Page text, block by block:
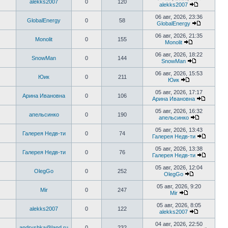
последнему
alekks2007 0 120
alekks2007
Перейти
к
GlobalEnergy 0 58
06 авг, 2026, 23:36
GlobalEnergy
Перейти
к
Monolit 0 155
06 авг, 2026, 21:35
Monolit
Перейти
к
последнему
SnowMan 0 144
06 авг, 2026, 18:22
SnowMan
Перейти
к
Юик 0 211
06 авг, 2026, 15:53
Юик
Перейти
к
последнему
Арина Ивановна 0 106
05 авг, 2026, 17:17
Арина Ивановна
Перейти
апельсинко 0 190
05 авг, 2026, 16:32
апельсинко
Перейти
к
Галерея Недв-ти 0 74
05 авг, 2026, 13:43
Галерея Недв-ти
Перейти
Галерея Недв-ти 0 76
05 авг, 2026, 13:38
Галерея Недв-ти
Перейти
OlegGo 0 252
05 авг, 2026, 12:04
OlegGo
Перейти
к
Mir 0 247
05 авг, 2026, 9:20
Mir
Перейти
к
последнему
alekks2007 0 122
05 авг, 2026, 8:05
alekks2007
Перейти
к
04 авг, 2026, 22:50